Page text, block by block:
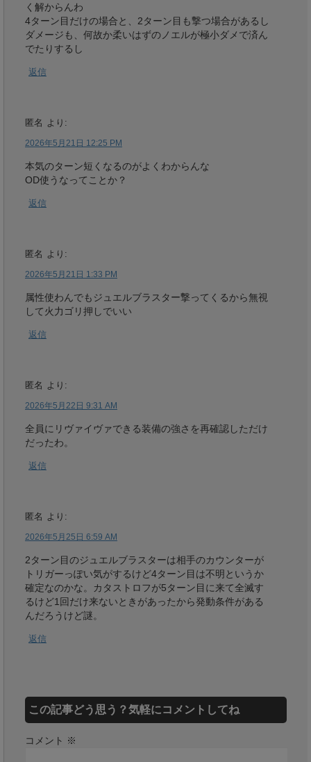
く解からんわ
4ターン目だけの場合と、2ターン目も撃つ場合があるし
ダメージも、何故か柔いはずのノエルが極小ダメで済ん
でたりするし
返信
匿名 より:
2026年5月21日 12:25 PM
本気のターン短くなるのがよくわからんな
OD使うなってことか？
返信
匿名 より:
2026年5月21日 1:33 PM
属性使わんでもジュエルブラスター撃ってくるから無視
して火力ゴリ押しでいい
返信
匿名 より:
2026年5月22日 9:31 AM
全員にリヴァイヴァできる装備の強さを再確認しただけ
だったわ。
返信
匿名 より:
2026年5月25日 6:59 AM
2ターン目のジュエルブラスターは相手のカウンターが
トリガーっぽい気がするけど4ターン目は不明というか
確定なのかな。カタストロフが5ターン目に来て全滅す
るけど1回だけ来ないときがあったから発動条件がある
んだろうけど謎。
返信
この記事どう思う？気軽にコメントしてね
コメント ※